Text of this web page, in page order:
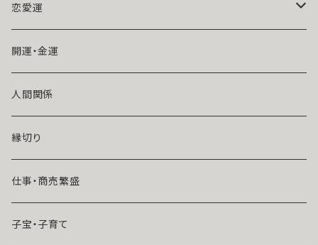
魔術師アリエル
悪魔術師べリアル
風水師さくら
魔術師恋雪
魔術師N.Kelly
魔術師Sara Serendipity
恋愛運
片思い
ライバルの居る恋（略奪したい）
年齢差のある恋（年上・年下）
マンネリ気味の恋
遠距離
開運・金運
人間関係
縁切り
仕事・商売繁盛
子宝・子育て